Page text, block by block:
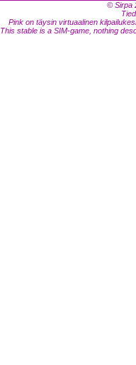
© Sirpa
Pink on täysin virtuaalinen
This stable is a SIM-game, nothing